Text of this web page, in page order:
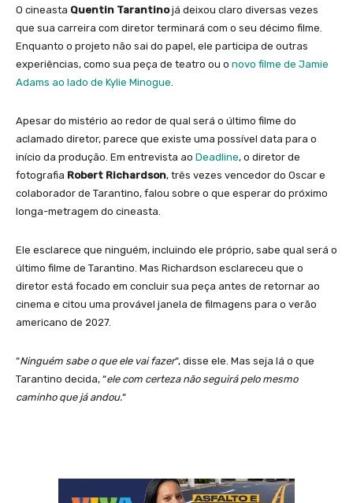
O cineasta Quentin Tarantinojá deixou claro diversas vezes
que sua carreira com diretor terminará com o seu décimo filme.
Enquanto o projeto não sai do papel, ele participa de outras
experiências, como sua peça de teatro ou o novo filme de Jamie
Adams ao lado de Kylie Minogue
Apesar do mistério ao redor de qual será o último filme do
aclamado diretor, parece que existe uma possível data para o
início da produção. Em entrevista ao Deadline, o diretor de
fotografia Robert Richardson, três vezes vencedor do Oscar e
colaborador de Tarantino, falou sobre o que esperar do próximo
longa-metragem do cineasta.
Ele esclarece que ninguém, incluindo ele próprio, sabe qual será o
último filme de Tarantino. Mas Richardson esclareceu que o
diretor está focado em concluir sua peça antes de retornar ao
cinema e citou uma provável janela de filmagens para o verão
americano de 2027.
“Ninguém sabe o que ele vai fazer“, disse ele. Mas seja lá o que
Tarantino decida, “ele com certeza não seguirá pelo mesmo
caminho que já andou.“